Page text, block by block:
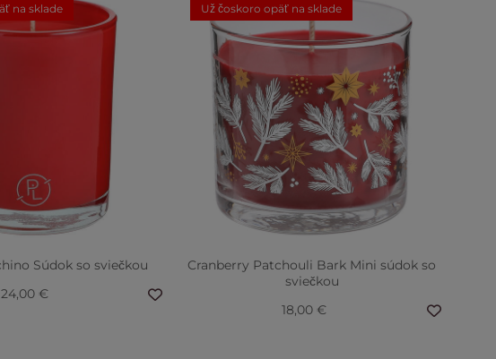
na sklade
Súdok so sviečkou
24,00 €
Už čoskoro opäť na sklade
Cranberry Patchouli Bark Mini súdok so
sviečkou
18,00 €